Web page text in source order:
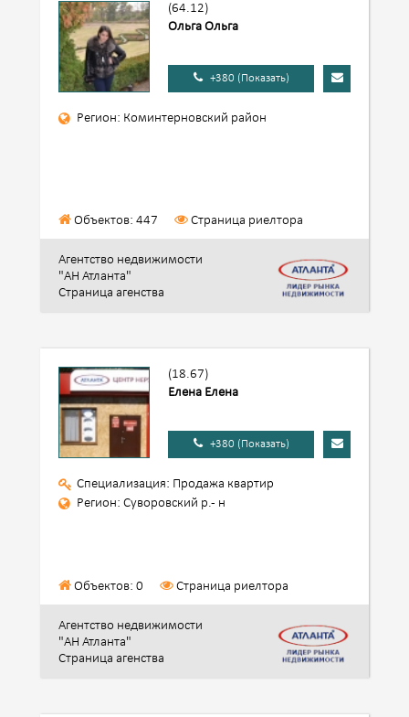
(64.12)
Ольга Ольга
+380 (Показать)
Регион: Коминтерновский район
Объектов: 447 Страница риелтора
Агентство недвижимости
"АН Атланта"
Страница агенства
(18.67)
Елена Елена
+380 (Показать)
Специализация: Продажа квартир
Регион: Суворовский р.- н
Объектов: 0 Страница риелтора
Агентство недвижимости
"АН Атланта"
Страница агенства